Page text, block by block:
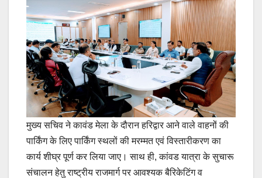
मुख्य सचिव ने कावंड मेला के दौरान हरिद्वार आने वाले वाहनों की
पार्किंग के लिए पार्किंग स्थलों की मरम्मत एवं विस्तारीकरण का
कार्य शीघ्र पूर्ण कर लिया जाए। साथ ही, कांवड यात्रा के सुचारू
संचालन हेतु राष्ट्रीय राजमार्ग पर आवश्यक बैरिकेटिंग व